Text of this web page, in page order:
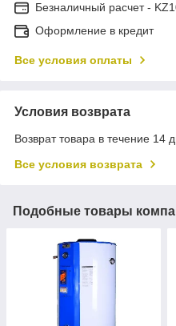
Безналичный расчет -
Оформление в кредит
Все условия оплаты
Условия возврата
Возврат товара в течение 14
Все условия возврата
Подобные товары